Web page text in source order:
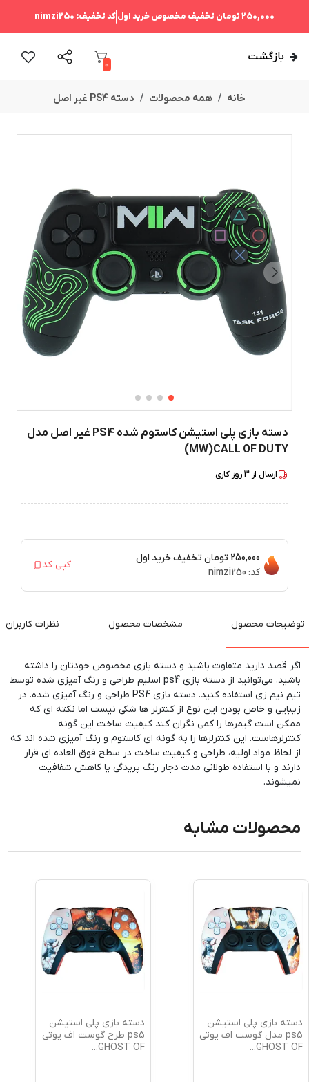
250,000 تومان تخفیف مخصوص خرید اولکد تخفیف: nimzi250
بازگشت
0
خانه همه محصولات دسته PS4 غیر اصل
دسته بازی پلی استیشن کاستوم شده PS4 غیر اصل مدل
MW)CALL OF DUTY)
ارسال از 3روز کاری
250,000 تومان
تخفیف خرید اول
کد: nimzi250
کپی کد
توضیحات محصول مشخصات محصول نظرات کاربران
اگر قصد دارید متفاوت باشید و دسته بازی مخصوص خودتان را داشته
باشید، می‌توانید از دسته بازی ps4 اسلیم طراحی و رنگ آمیزی شده توسط
تیم نیم زی استفاده کنید. دسته بازی PS4 طراحی و رنگ آمیزی شده. در
زیبایی و خاص بودن این نوع از کنترلر ها شکی نیست اما نکته ای که
ممکن است گیمرها را کمی نگران کند کیفیت ساخت این گونه
کنترلرهاست. این کنترلرها را به گونه ای کاستوم و رنگ آمیزی شده اند که
از لحاظ مواد اولیه، طراحی و کیفیت ساخت در سطح فوق العاده ای قرار
دارند و با استفاده طولانی مدت دچار رنگ پریدگی یا کاهش شفافیت
نمیشوند.
محصولات مشابه
دسته بازی پلی استیشن
ps5 مدل گوست اف یوتی
GHOST OF
...
دسته بازی پلی استیشن
ps5 طرح گوست اف یوتی
GHOST OF
...